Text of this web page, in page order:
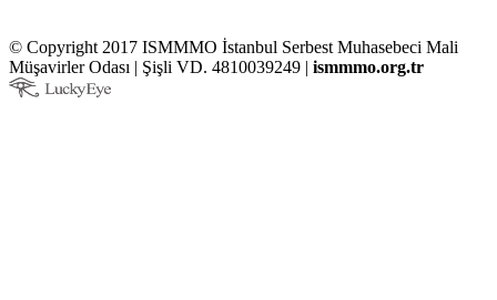
© Copyright 2017 ISMMMO İstanbul Serbest Muhasebeci Mali
Müşavirler Odası | Şişli VD. 4810039249 | ismmmo.org.tr